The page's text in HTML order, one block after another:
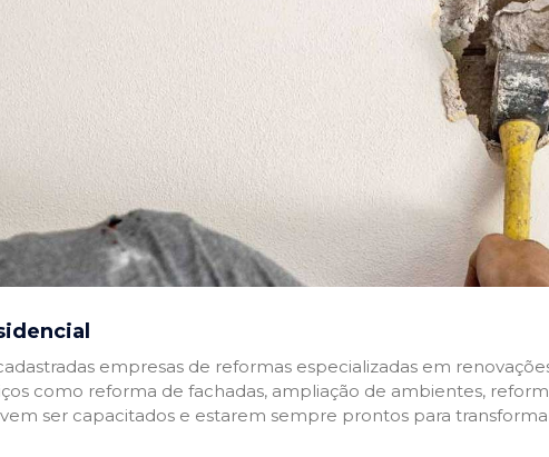
empresas de reformas especializadas em
como reforma de fachadas, ampliação de ambientes,
ser capacitados e estarem sempre prontos para